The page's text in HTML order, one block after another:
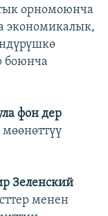
орномоюнча
экономикалык,
боюнча
фон дер
Зеленский
менен